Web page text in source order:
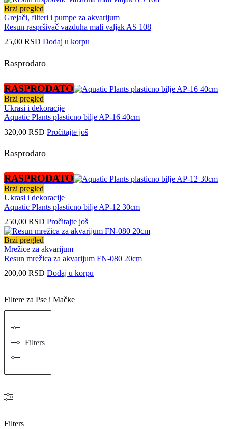
Brzi pregled
Grejači, filteri i pumpe za akvarijum
Resun raspršivač vazduha mali valjak AS 108
25,00 RSD Dodaj u korpu
Rasprodato
RASPRODATO
Brzi pregled
Ukrasi i dekoracije
Aquatic Plants plasticno bilje AP-16 40cm
320,00 RSD Pročitajte još
Rasprodato
RASPRODATO
Brzi pregled
Ukrasi i dekoracije
Aquatic Plants plasticno bilje AP-12 30cm
250,00 RSD Pročitajte još
Brzi pregled
Mrežice za akvarijum
Resun mrežica za akvarijum FN-080 20cm
200,00 RSD Dodaj u korpu
Filtere za Pse i Mačke
Filters
Filters